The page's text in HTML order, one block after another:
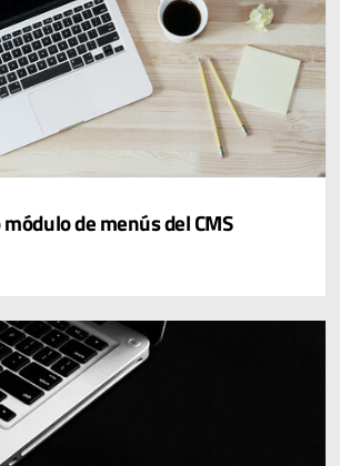
de menús del CMS